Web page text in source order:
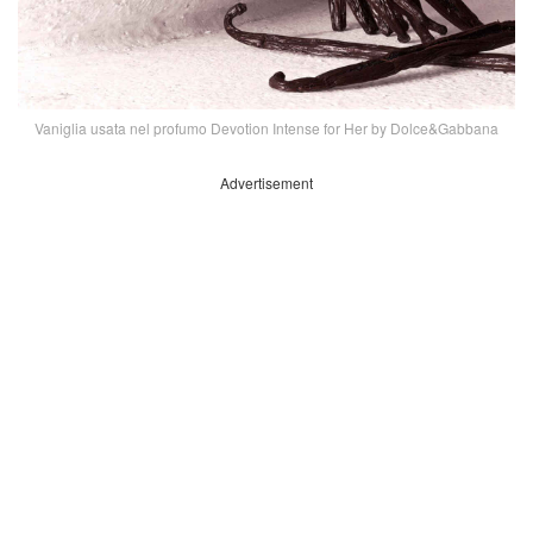
Vaniglia usata nel profumo Devotion Intense for Her by Dolce&Gabbana
Advertisement